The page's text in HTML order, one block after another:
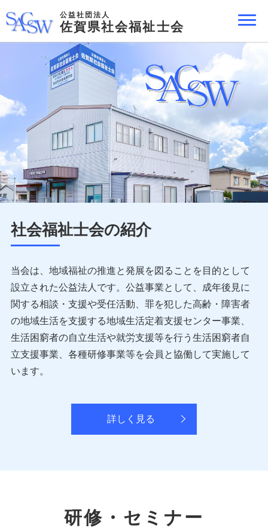
公益社団法人
佐賀県社会福祉士会
社会福祉士会の紹介
当会は、地域福祉の推進と発展を図ることを目的として
設立された公益法人です。公益事業として、成年後見に
関する相談・支援や受任活動、罪を犯した高齢・障害者
の地域生活を支援する地域生活定着支援センター事業、
生活困窮者の自立生活や就労支援等を行う生活困窮者自
立支援事業、各種研修事業等を会員と協働して実施して
います。
詳しく見る
研修・セミナー